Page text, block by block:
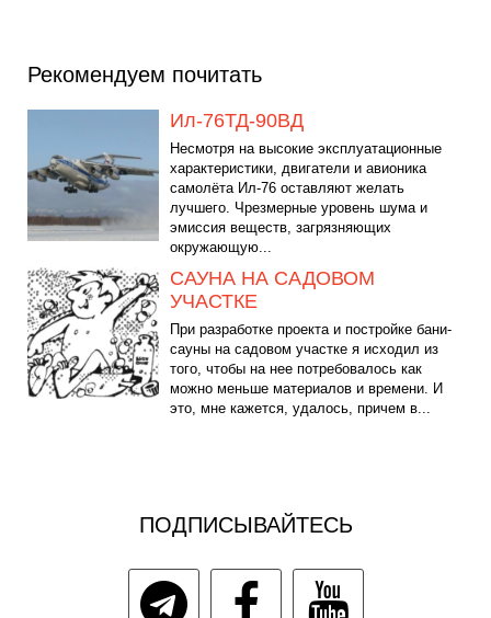
Рекомендуем почитать
Ил-76ТД-90ВД
Несмотря на высокие эксплуатационные
характеристики, двигатели и авионика
самолёта Ил-76 оставляют желать
лучшего. Чрезмерные уровень шума и
эмиссия веществ, загрязняющих
окружающую...
САУНА НА САДОВОМ
УЧАСТКЕ
При разработке проекта и постройке бани-
сауны на садовом участке я исходил из
того, чтобы на нее потребовалось как
можно меньше материалов и времени. И
это, мне кажется, удалось, причем в...
ПОДПИСЫВАЙТЕСЬ